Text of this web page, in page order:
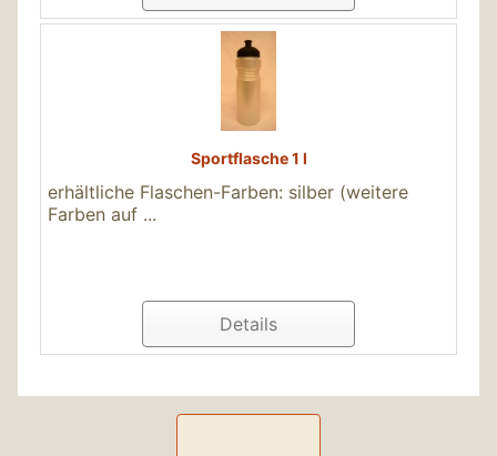
Sportflasche 1 l
erhältliche Flaschen-Farben: silber (weitere
Farben auf ...
Details